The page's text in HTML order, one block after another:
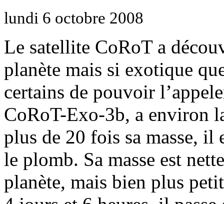
lundi 6 octobre 2008
Le satellite CoRoT a
planète mais si exotique
certains de pouvoir
CoRoT-Exo-3b, a environ
plus de 20 fois sa masse, il
le plomb. Sa masse est
planète, mais bien plus